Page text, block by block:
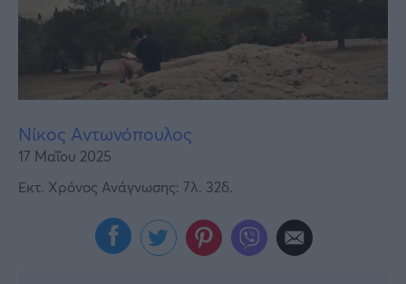
Νίκος Αντωνόπουλος
17 Μαΐου 2025
Εκτ. Χρόνος Ανάγνωσης: 7λ. 32δ.